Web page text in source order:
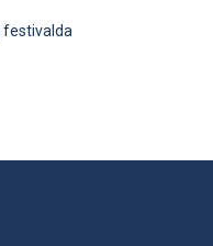
festivalda